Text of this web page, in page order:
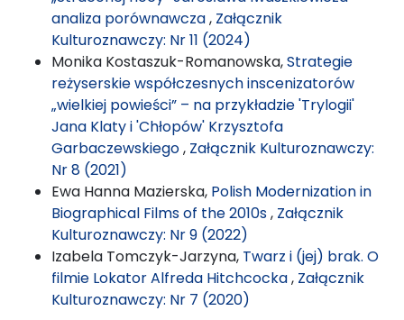
analiza porównawcza, Załącznik
Kulturoznawczy: Nr 11 (2024)
Monika Kostaszuk-Romanowska,Strategie
reżyserskie współczesnych inscenizatorów
„wielkiej powieści” – na przykładzie 'Trylogii'
Jana Klaty i 'Chłopów' Krzysztofa
Garbaczewskiego, Załącznik Kulturoznawczy:
Nr 8 (2021)
Ewa Hanna Mazierska, Polish Modernization in
Biographical Films of the 2010s, Załącznik
Kulturoznawczy: Nr 9 (2022)
Izabela Tomczyk-Jarzyna, Twarz i (jej) brak. O
filmie Lokator Alfreda Hitchcocka, Załącznik
Kulturoznawczy: Nr 7 (2020)